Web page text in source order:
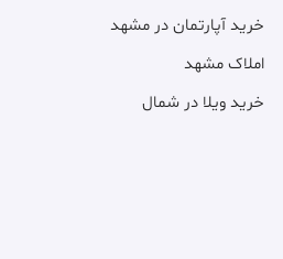
خرید آپارتمان در مشهد
املاک مشهد
خرید ویلا در شمال